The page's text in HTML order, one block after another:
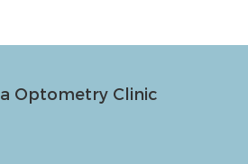
Optometry Clinic